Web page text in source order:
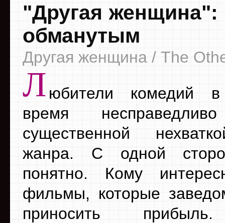
"Другая женщина":
обманутым
Другая женщина / The
Л юбители комедий в
время
существенной
жанра. С одной
понятно. Кому
фильмы, которые
приносить